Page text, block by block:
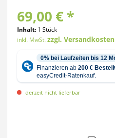
69,00 € *
Inhalt: 1 Stück
inkl. MwSt.zzgl. Versandkosten
derzeit nicht lieferbar